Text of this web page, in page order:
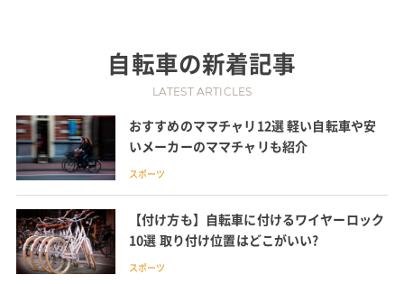
自転車の新着記事
LATEST ARTICLES
おすすめのママチャリ12選 軽い自転車や安
いメーカーのママチャリも紹介
スポーツ
【付け方も】自転車に付けるワイヤーロック
10選 取り付け位置はどこがいい?
スポーツ